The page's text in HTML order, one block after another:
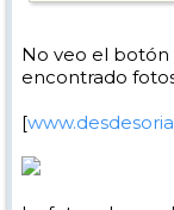
No veo el
encontrado
[